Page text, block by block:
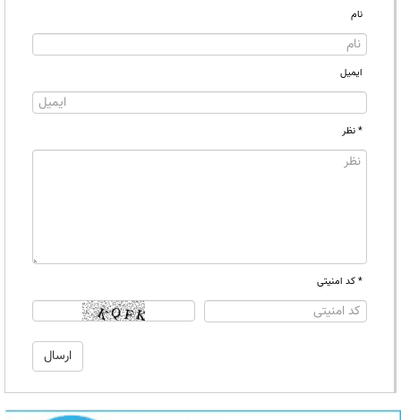
نام
ایمیل
* نظر
* کد امنیتی